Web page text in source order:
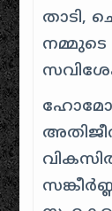
താടി,
നമ്മുടെ
ഹോമോ